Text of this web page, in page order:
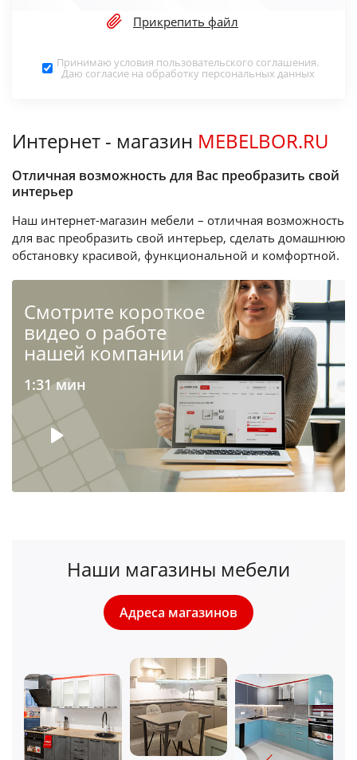
Прикрепить файл
Принимаю условия пользовательского соглашения.
Даю согласие на обработку персональных данных
Интернет - магазин MEBELBOR.RU
Отличная возможность для Вас преобразить свой
интерьер
Наш интернет-магазин мебели – отличная возможность
для вас преобразить свой интерьер, сделать домашнюю
обстановку красивой, функциональной и комфортной.
Cмотрите короткое
видео о работе
нашей компании
1:31 мин
Наши магазины мебели
Адреса магазинов